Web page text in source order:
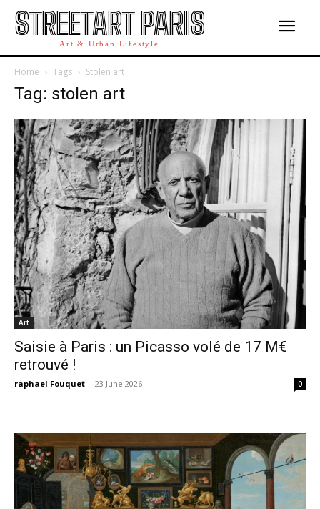
STREETART PARIS
Art & Urban Lifestyle
Home Tags Stolen art
Tag: stolen art
Art
Saisie à Paris : un Picasso volé de 17 M€
retrouvé !
raphael Fouquet - 23 June 2026 0